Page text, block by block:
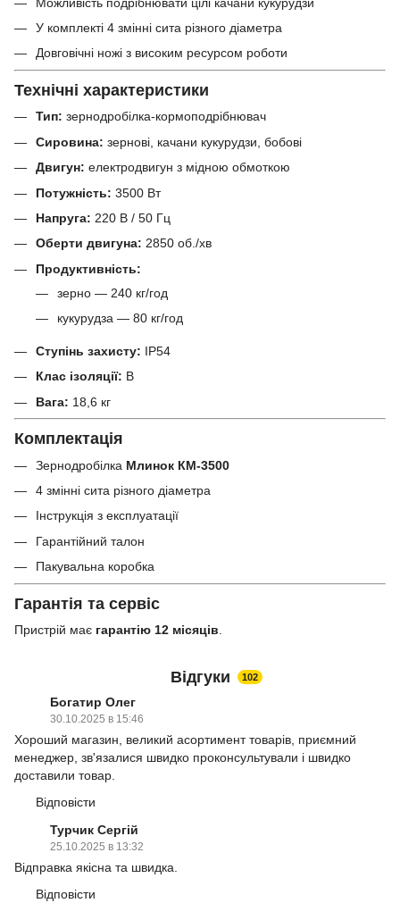
У комплекті 4 змінні сита різного діаметра
Довговічні ножі з високим ресурсом роботи
Технічні характеристики
Тип: зернодробілка-кормоподрібнювач
Сировина: зернові, качани кукурудзи, бобові
Двигун: електродвигун з мідною обмоткою
Потужність: 3500 Вт
Напруга: 220 В / 50 Гц
Оберти двигуна: 2850 об./хв
Продуктивність:
зерно — 240 кг/год
кукурудза — 80 кг/год
Ступінь захисту: IP54
Клас ізоляції: В
Вага: 18,6 кг
Комплектація
Зернодробілка Млинок КМ-3500
4 змінні сита різного діаметра
Інструкція з експлуатації
Гарантійний талон
Пакувальна коробка
Гарантія та сервіс
Пристрій має гарантію 12 місяців
Відгуки 102
Богатир Олег
30.10.2025 в 15:46
Хороший магазин, великий асортимент товарів, приємний
менеджер, зв'язалися швидко проконсультували і швидко
доставили товар.
Відповісти
Турчик Сергій
25.10.2025 в 13:32
Відправка якісна та швидка.
Відповісти